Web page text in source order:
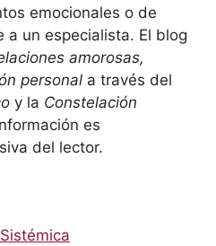
emocionales o de
a un especialista. El blog
amorosas,
personal a través del
y la Constelación
es
del lector.